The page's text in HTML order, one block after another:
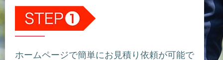
ホームページで簡単にお見積り依頼が可能で